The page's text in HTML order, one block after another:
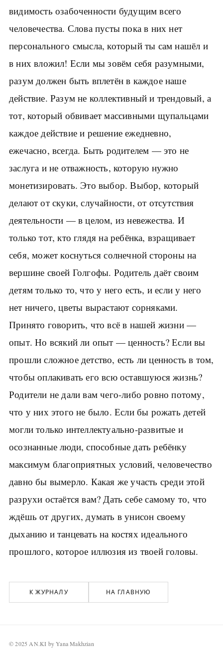
видимость озабоченности будущим всего
человечества. Слова пусты пока в них нет
персонального смысла, который ты сам нашёл и
в них вложил! Если мы зовём себя разумными,
разум должен быть вплетён в каждое наше
действие. Разум не коллективный и трендовый, а
тот, который обвивает массивными щупальцами
каждое действие и решение ежедневно,
ежечасно, всегда. Быть родителем — это не
заслуга и не отважность, которую нужно
монетизировать. Это выбор. Выбор, который
делают от скуки, случайности, от отсутствия
деятельности — в целом, из невежества. И
только тот, кто глядя на ребёнка, взращивает
себя, может коснуться солнечной стороны на
вершине своей Голгофы. Родитель даёт своим
детям только то, что у него есть, и если у него
нет ничего, цветы вырастают сорняками.
Принято говорить, что всё в нашей жизни —
опыт. Но всякий ли опыт — ценность? Если вы
прошли сложное детство, есть ли ценность в том,
чтобы оплакивать его всю оставшуюся жизнь?
Родители не дали вам чего-либо ровно потому,
что у них этого не было. Если бы рожать детей
могли только интеллектуально-развитые и
осознанные люди, способные дать ребёнку
максимум благоприятных условий, человечество
давно бы вымерло. Какая же участь среди этой
разрухи остаётся вам? Дать себе самому то, что
ждёшь от других, думать в унисон своему
дыханию и танцевать на костях идеального
прошлого, которое иллюзия из твоей головы.
К ЖУРНАЛУ НА ГЛАВНУЮ
© 2025 AN.KI by Yana Makhzian